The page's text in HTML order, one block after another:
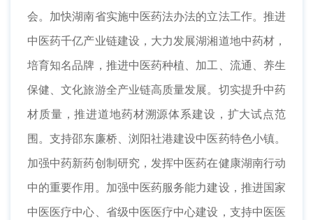
会。加快湖南省实施中医药法办法的立法工作。推进
中医药千亿产业链建设，大力发展湖湘道地中药材，
培育知名品牌，推进中医药种植、加工、流通、养生
保健、文化旅游全产业链高质量发展。切实提升中药
材质量，推进道地药材溯源体系建设，扩大试点范
围。支持邵东廉桥、浏阳社港建设中医药特色小镇。
加强中药新药创制研究，发挥中医药在健康湖南行动
中的重要作用。加强中医药服务能力建设，推进国家
中医医疗中心、省级中医医疗中心建设，支持中医医